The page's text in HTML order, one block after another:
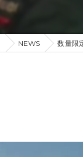
NEWS 数量限